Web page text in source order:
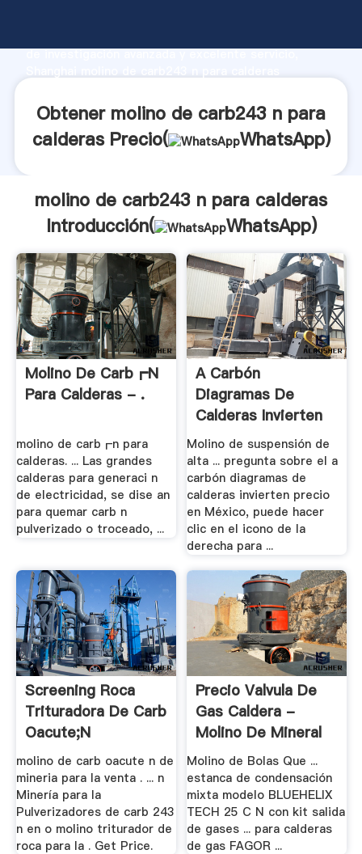
de investigación avanzada y excelente servicio,
clientes.
Obtener molino de carb243 n para
calderas Precio(
WhatsApp)
molino de carb243 n para calderas
Introducción(
WhatsApp)
Molino De Carb┏n
Para Calderas - .
molino de carb┏n para
calderas. ... Las grandes
calderas para generaci n
de electricidad, se dise an
para quemar carb n
pulverizado o troceado, ...
A Carbón
Diagramas De
Calderas Invierten
Precio .
Molino de suspensión de
alta ... pregunta sobre el a
carbón diagramas de
calderas invierten precio
en México, puede hacer
clic en el icono de la
derecha para ...
Screening Roca
Trituradora De Carb
Oacute;n
molino de carb oacute n de
mineria para la venta . ... n
Minería para la
Pulverizadores de carb 243
n en o molino triturador de
roca para la . Get Price.
Precio Valvula De
Gas Caldera -
Molino De Mineral
...
Molino de Bolas Que ...
estanca de condensación
mixta modelo BLUEHELIX
TECH 25 C N con kit salida
de gases ... para calderas
de gas FAGOR ...